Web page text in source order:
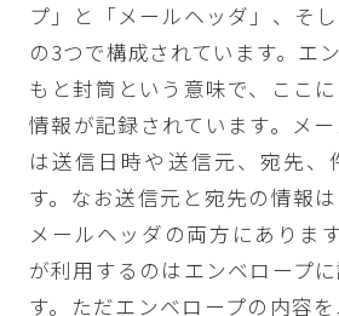
プ」と「メールヘッダ」、そし
の3つで構成されています。エ
もと封筒という意味で、ここ
情報が記録されています。メ
は送信日時や送信元、宛先、
す。なお送信元と宛先の情報
メールヘッダの両方にありま
が利用するのはエンベロープ
す。ただエンベロープの内容